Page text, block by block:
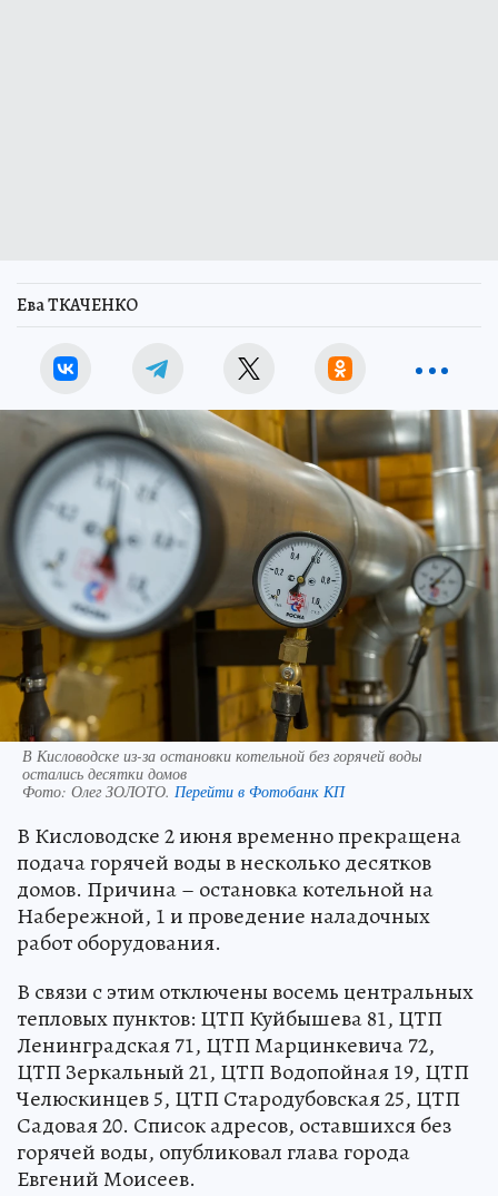
Ева ТКАЧЕНКО
В Кисловодске из-за остановки котельной без горячей воды
остались десятки домов
Фото: Олег ЗОЛОТО. Перейти в Фотобанк КП
В Кисловодске 2 июня временно прекращена
подача горячей воды в несколько десятков
домов. Причина – остановка котельной на
Набережной, 1 и проведение наладочных
работ оборудования.
В связи с этим отключены восемь центральных
тепловых пунктов: ЦТП Куйбышева 81, ЦТП
Ленинградская 71, ЦТП Марцинкевича 72,
ЦТП Зеркальный 21, ЦТП Водопойная 19, ЦТП
Челюскинцев 5, ЦТП Стародубовская 25, ЦТП
Садовая 20. Список адресов, оставшихся без
горячей воды, опубликовал глава города
Евгений Моисеев.